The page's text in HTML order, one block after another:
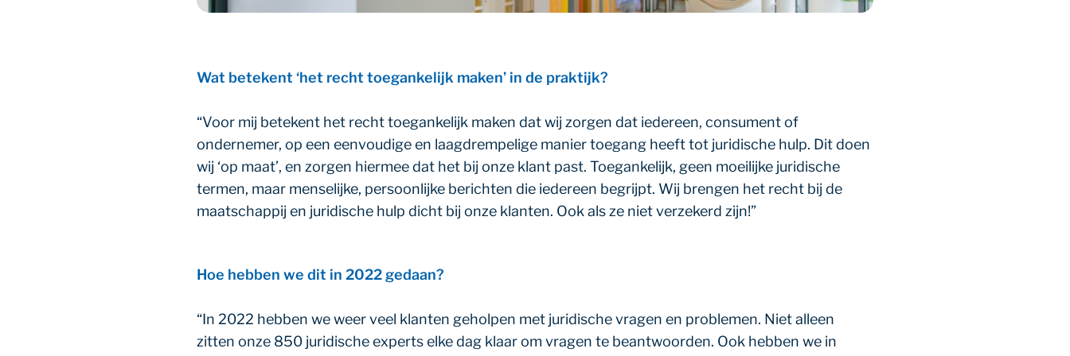
Wat betekent ‘het recht toegankelijk maken’ in de praktijk?
“Voor mij betekent het recht toegankelijk maken dat wij zorgen dat iedereen, consument of
ondernemer, op een eenvoudige en laagdrempelige manier toegang heeft tot juridische hulp. Dit doen
wij ‘op maat’, en zorgen hiermee dat het bij onze klant past. Toegankelijk, geen moeilijke juridische
termen, maar menselijke, persoonlijke berichten die iedereen begrijpt. Wij brengen het recht bij de
maatschappij en juridische hulp dicht bij onze klanten. Ook als ze niet verzekerd zijn!”
Hoe hebben we dit in 2022 gedaan?
“In 2022 hebben we weer veel klanten geholpen met juridische vragen en problemen. Niet alleen
zitten onze 850 juridische experts elke dag klaar om vragen te beantwoorden. Ook hebben we in